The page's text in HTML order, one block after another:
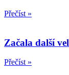
Přečíst »
Začala další
Přečíst »